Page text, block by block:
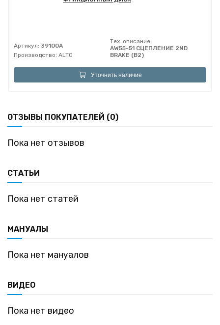
Артикул: 39100A
Производство: ALTO
Тех. описание:
AW55-51 СЦЕПЛЕНИЕ 2ND
BRAKE (B2)
Уточнить наличие
ОТЗЫВЫ ПОКУПАТЕЛЕЙ (0)
Пока нет отзывов
СТАТЬИ
Пока нет статей
МАНУАЛЫ
Пока нет мануалов
ВИДЕО
Пока нет видео